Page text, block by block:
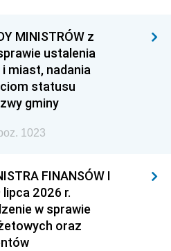
MINISTRÓW z
ustalenia
miast, nadania
statusu
gminy
1023
FINANSÓW I
lipca 2026 r.
w sprawie
oraz